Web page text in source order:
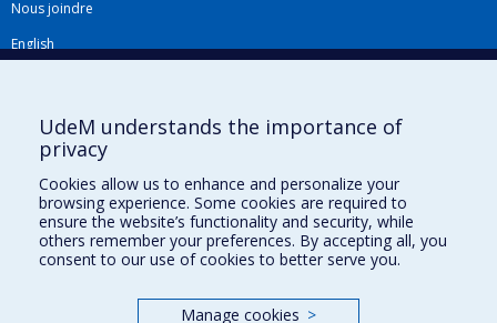
Nous joindre
English
Plan du site
Accessibilité
Gabarits et image de marque
Agenda FMV & calendrier académique
La Faculté de médecine vétérinaire de l'Université de Montréal détient
UdeM understands the importance of
privacy
Cookies allow us to enhance and personalize your
browsing experience. Some cookies are required to
ensure the website’s functionality and security, while
others remember your preferences. By accepting all, you
consent to our use of cookies to better serve you.
Manage cookies >